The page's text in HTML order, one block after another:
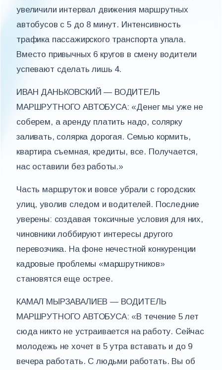
увеличили интервал движения маршрутных
автобусов с 5 до 8 минут. Интенсивность
трафика пассажирского транспорта упала.
Вместо привычных 6 кругов в смену водители
успевают сделать лишь 4.
ИВАН ДАНЬКОВСКИЙ — ВОДИТЕЛЬ
МАРШРУТНОГО АВТОБУСА: «Денег мы уже не
соберем, а аренду платить надо, солярку
заливать, солярка дорогая. Семью кормить,
квартира съемная, кредиты, все. Получается,
нас оставили без работы.»
Часть маршруток и вовсе убрали с городских
улиц, уволив следом и водителей. Последние
уверены: создавая токсичные условия для них,
чиновники лоббируют интересы другого
перевозчика. На фоне нечестной конкуренции
кадровые проблемы «маршрутников»
становятся еще острее.
КАМАЛ МЫРЗАВАЛИЕВ — ВОДИТЕЛЬ
МАРШРУТНОГО АВТОБУСА: «В течение 5 лет
сюда никто не устраивается на работу. Сейчас
молодежь не хочет в 5 утра вставать и до 9
вечера работать. С людьми работать. Вы об